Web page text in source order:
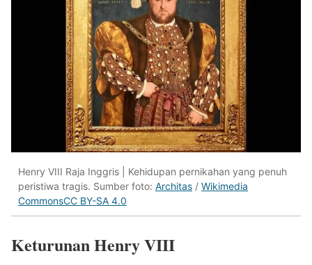
Henry VIII Raja Inggris | Kehidupan pernikahan yang penuh
peristiwa tragis. Sumber foto: Architas / Wikimedia
CommonsCC BY-SA 4.0
Keturunan Henry VIII